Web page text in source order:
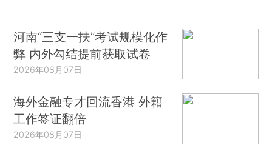
河南“三支一扶”考试规模化作
弊 内外勾结提前获取试卷
2026年08月07日
海外金融专才回流香港 外籍
工作签证翻倍
2026年08月07日